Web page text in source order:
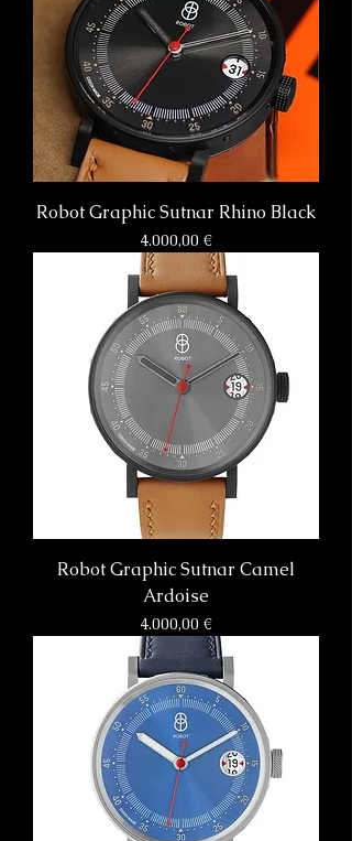
Robot Graphic Sutnar Rhino Black
Preis
4.000,00 €
Robot Graphic Sutnar Camel
Ardoise
Preis
4.000,00 €